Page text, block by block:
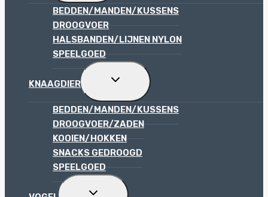
BEDDEN/MANDEN/KUSSENS
DROOGVOER
HALSBANDEN/LIJNEN NYLON
SPEELGOED
KNAAGDIER
TOGGLE
SUBMENU
BEDDEN/MANDEN/KUSSENS
DROOGVOER/ZADEN
KOOIEN/HOKKEN
SNACKS GEDROOGD
SPEELGOED
TOGGLE